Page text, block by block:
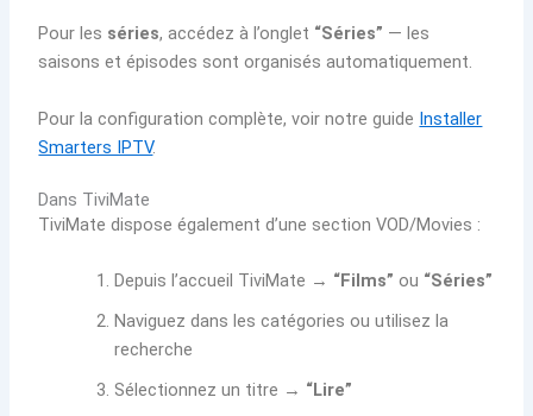
Pour les séries, accédez à l’onglet “Séries” — les
saisons et épisodes sont organisés automatiquement.
Pour la configuration complète, voir notre guide Installer
Smarters IPTV.
Dans TiviMate
TiviMate dispose également d’une section VOD/Movies :
Depuis l’accueil TiviMate → “Films” ou “Séries”
Naviguez dans les catégories ou utilisez la
recherche
Sélectionnez un titre → “Lire”